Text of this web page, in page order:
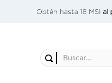
Obtén hasta 18 MSI al
Buscar...